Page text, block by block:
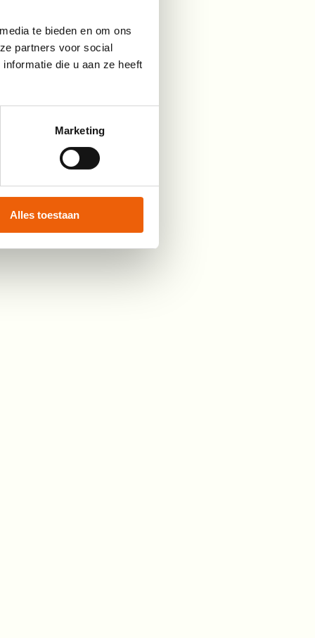
te bieden en om ons
partners voor social
die u aan ze heeft
Marketing
Alles toestaan